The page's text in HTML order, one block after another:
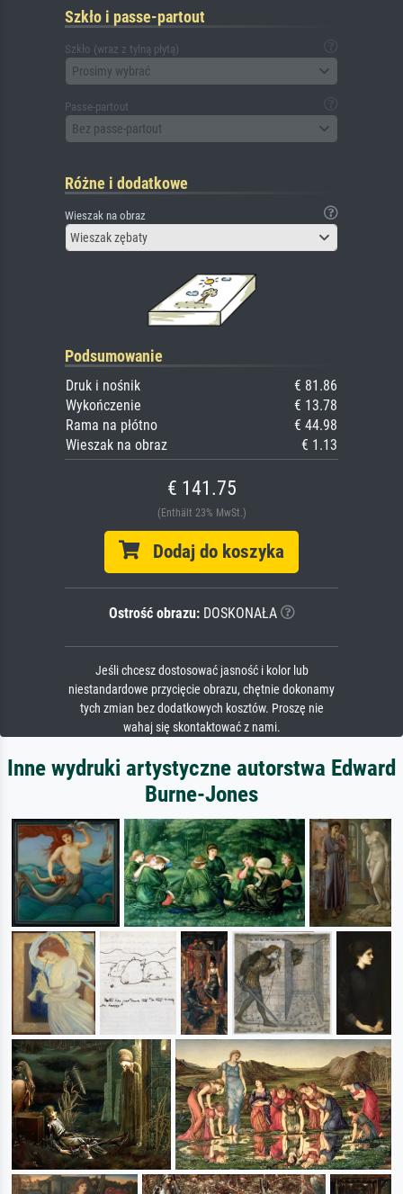
Szkło i passe-partout
Szkło (wraz z tylną płytą)
Prosimy wybrać
Passe-partout
Bez passe-partout
Różne i dodatkowe
Wieszak na obraz
Wieszak zębaty
Podsumowanie
Druk i nośnik
€ 81.86
Wykończenie
€ 13.78
Rama na płótno
€ 44.98
Wieszak na obraz
€ 1.13
€ 141.75
(Enthält 23% MwSt.)
Dodaj do koszyka
Ostrość obrazu:DOSKONAŁA
Jeśli chcesz dostosować jasność i kolor lub
niestandardowe przycięcie obrazu, chętnie dokonamy
tych zmian bez dodatkowych kosztów. Proszę nie
wahaj się skontaktować z nami.
Inne wydruki artystyczne autorstwa Edward
Burne-Jones